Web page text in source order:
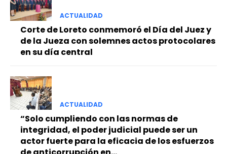
ACTUALIDAD
Corte de Loreto conmemoró el Día del Juez y
de la Jueza con solemnes actos protocolares
en su día central
ACTUALIDAD
“Solo cumpliendo con las normas de
integridad, el poder judicial puede ser un
actor fuerte para la eficacia de los esfuerzos